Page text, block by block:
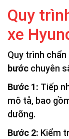
Quy
xe
Quy trình
bước chuyên
Bước 1: Tiếp
mô tả, bao
dưỡng.
Bước 2: Kiểm